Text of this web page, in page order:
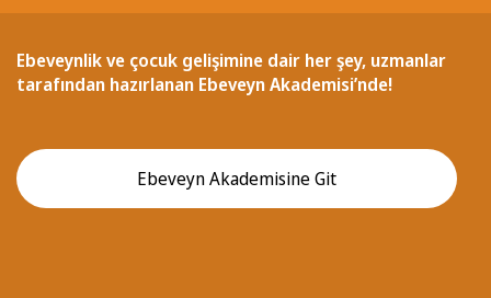
Ebeveynlik ve çocuk gelişimine dair her şey, uzmanlar
tarafından hazırlanan Ebeveyn Akademisi’nde!
Ebeveyn Akademisine Git